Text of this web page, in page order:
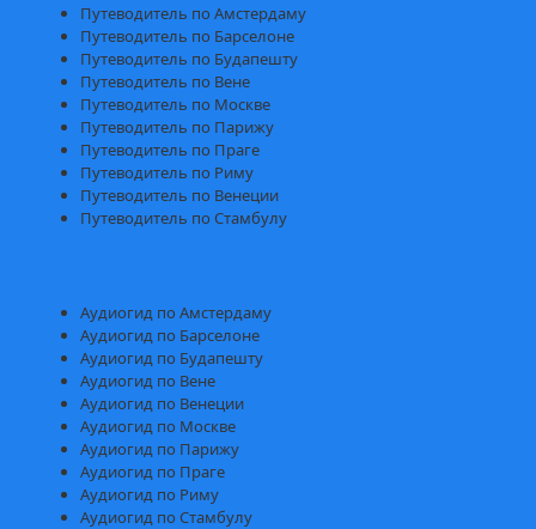
Путеводитель по Амстердаму
Путеводитель по Барселоне
Путеводитель по Будапешту
Путеводитель по Вене
Путеводитель по Москве
Путеводитель по Парижу
Путеводитель по Праге
Путеводитель по Риму
Путеводитель по Венеции
Путеводитель по Стамбулу
Аудиогид по Амстердаму
Аудиогид по Барселоне
Аудиогид по Будапешту
Аудиогид по Вене
Аудиогид по Венеции
Аудиогид по Москве
Аудиогид по Парижу
Аудиогид по Праге
Аудиогид по Риму
Аудиогид по Стамбулу